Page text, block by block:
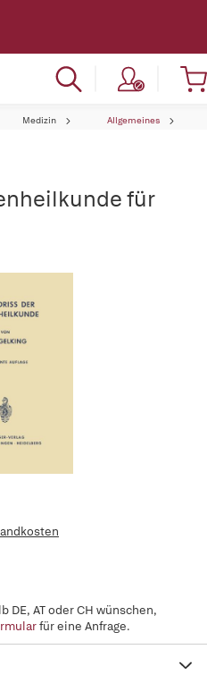
Medizin Allgemeines
für
DE, AT oder CH wünschen,
für eine Anfrage.